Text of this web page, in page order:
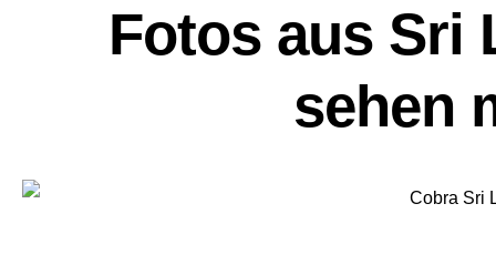
Fotos aus Sri
sehen